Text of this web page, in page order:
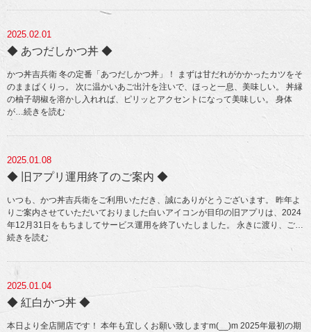
2025.02.01
◆ あつだしかつ丼 ◆
かつ丼吉兵衛 冬の定番「あつだしかつ丼」！ まずは甘だれがかかったカツをそ
のままぱくりっ。 次に温かいあご出汁を注いで、ほっと一息、美味しい。 丼縁
の柚子胡椒を溶かし入れれば、ピリッとアクセントになって美味しい。 身体
が…続きを読む
2025.01.08
◆ 旧アプリ運用終了のご案内 ◆
いつも、かつ丼吉兵衛をご利用いただき、誠にありがとうございます。 昨年よ
りご案内させていただいておりました白いアイコンが目印の旧アプリは、2024
年12月31日をもちましてサービス運用を終了いたしました。 永きに渡り、ご…
続きを読む
2025.01.04
◆ 紅白かつ丼 ◆
本日より全店開店です！ 本年も宜しくお願い致しますm(__)m 2025年最初の期